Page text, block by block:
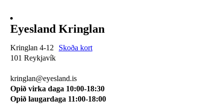
Eyesland Kringlan
Kringlan 4-12
Skoða kort
101 Reykjavík
kringlan@eyesland.is
Opið virka daga 10:00-18:30
Opið laugardaga 11:00-18:00